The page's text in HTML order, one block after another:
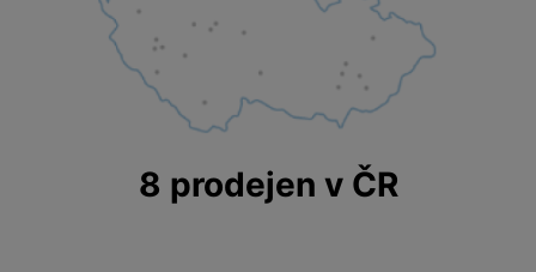
8 prodejen v ČR